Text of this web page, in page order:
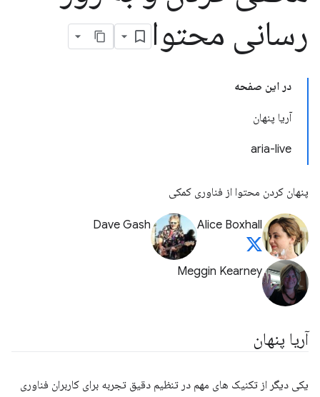
رسانی محتوا
در این صفحه
آریا پنهان
aria-live
پنهان کردن محتوا از فناوری کمکی
Alice Boxhall
Dave Gash
Meggin Kearney
آریا پنهان
یکی دیگر از تکنیک های مهم در تنظیم دقیق تجربه برای کاربران فناوری